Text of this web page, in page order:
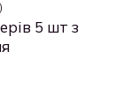
5 шт з